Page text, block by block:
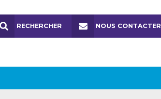
RECHERCHER NOUS CONTACTER